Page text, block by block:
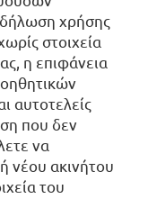
δήλωση χρήσης
στοιχεία
η επιφάνεια
αυτοτελείς
που δεν
να
νέου ακινήτου
του